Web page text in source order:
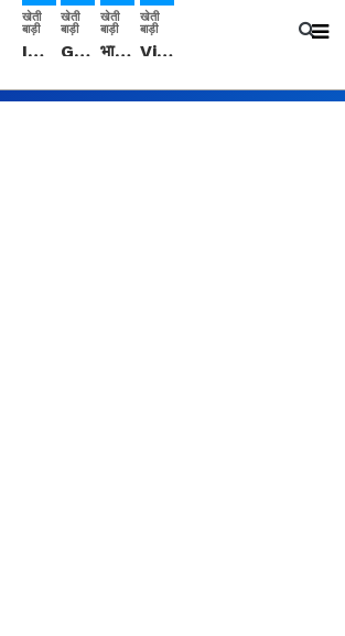
खेती
बाड़ी
IMD: राजस्थान में प्री-मानसून की सामान्य से 74% अधिक बारिश, दस्तक में देरी और मानसून कमजोर रहेगा
खेती
बाड़ी
Guar Ka Rate: ग्वार के भाव में हल्की बढ़ोतरी, बढ़ सकता है बुवाई का रकबा
खेती
बाड़ी
भारत में 29 मई से शुरु होगी प्री-मानसून बारिश, ECMWF विदेशी मौसम एजेंसी का पूर्वानुमान
खेती
बाड़ी
Video: सिरसा जिले के कई गांवों में बारिश और बूंदाबांदी, कॉटन की फसल को होगा फायदा